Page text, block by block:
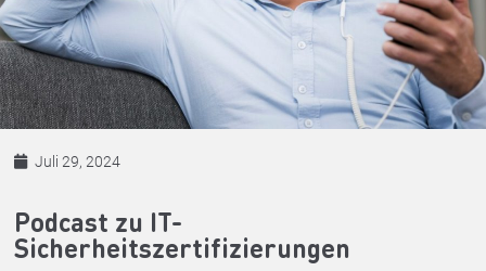
Juli 29, 2024
Podcast zu IT-
Sicherheitszertifizierungen